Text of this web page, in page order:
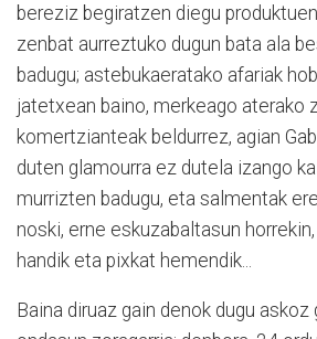
bereziz begiratzen diegu
zenbat aurreztuko dugun bata ala
badugu; astebukaeratako afariak
jatetxean baino, merkeago aterako
komertzianteak beldurrez, agian
duten glamourra ez dutela izango
murrizten badugu, eta salmentak
noski, erne eskuzabaltasun
handik eta pixkat hemendik...
Baina diruaz gain denok dugu